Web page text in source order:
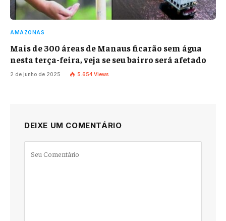
AMAZONAS
Mais de 300 áreas de Manaus ficarão sem água
nesta terça-feira, veja se seu bairro será afetado
2 de junho de 2025 5.654 Views
DEIXE UM COMENTÁRIO